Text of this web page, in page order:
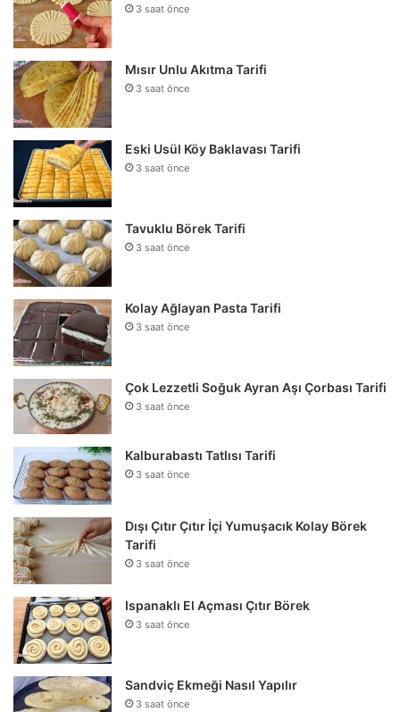
3 saat önce
Mısır Unlu Akıtma Tarifi
3 saat önce
Eski Usül Köy Baklavası Tarifi
3 saat önce
Tavuklu Börek Tarifi
3 saat önce
Kolay Ağlayan Pasta Tarifi
3 saat önce
Çok Lezzetli Soğuk Ayran Aşı Çorbası Tarifi
3 saat önce
Kalburabastı Tatlısı Tarifi
3 saat önce
Dışı Çıtır Çıtır İçi Yumuşacık Kolay Börek
Tarifi
3 saat önce
Ispanaklı El Açması Çıtır Börek
3 saat önce
Sandviç Ekmeği Nasıl Yapılır
3 saat önce